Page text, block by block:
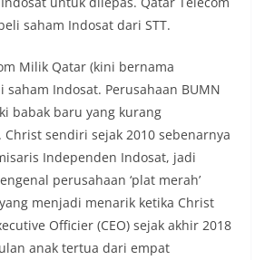
saham Indosat dari STT.
Milik Qatar (kini bernama
saham Indosat. Perusahaan BUMN
babak baru yang kurang
sendiri sejak 2010 sebenarnya
Independen Indosat, jadi
perusahaan ‘plat merah’
menjadi menarik ketika Christ
Officier (CEO) sejak akhir 2018
anak tertua dari empat